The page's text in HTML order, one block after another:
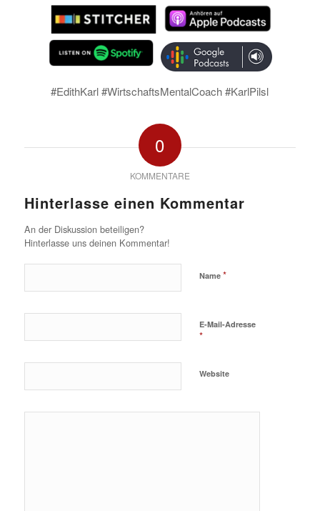
#EdithKarl #WirtschaftsMentalCoach #KarlPilsl
0
KOMMENTARE
Hinterlasse einen Kommentar
An der Diskussion beteiligen?
Hinterlasse uns deinen Kommentar!
Name *
E-Mail-Adresse
*
Website